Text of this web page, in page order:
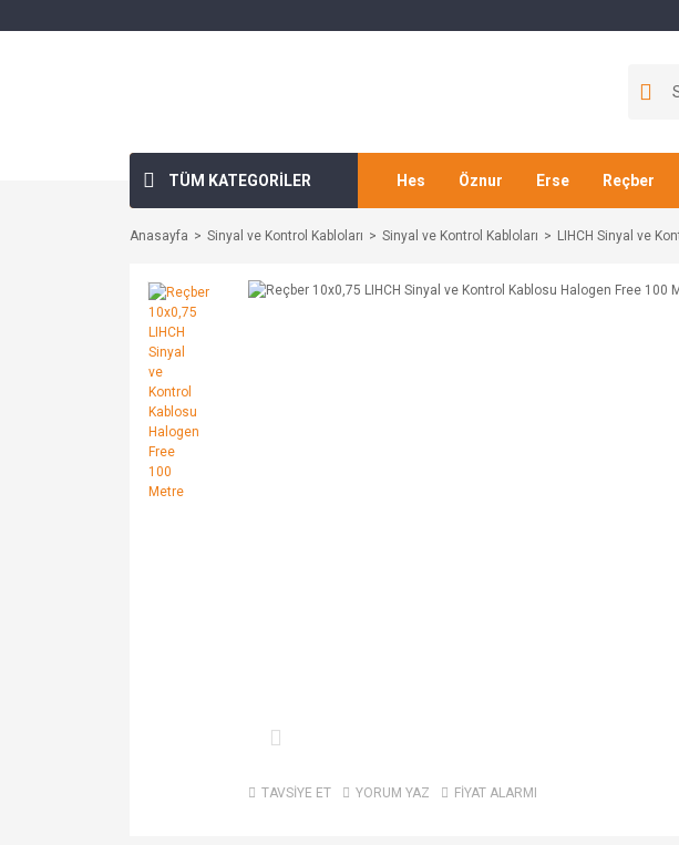
TÜM KATEGORİLER Hes Öznur Erse Reçber
Anasayfa Sinyal ve Kontrol Kabloları Sinyal ve Kontrol Kabloları LIHCH Sinyal ve
TAVSİYE ET YORUM YAZ FİYAT ALARMI